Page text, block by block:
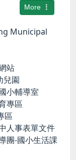
More
Municipal
站
兒園
小輔導室
專區
區
人事表單文件
團-國小生活課